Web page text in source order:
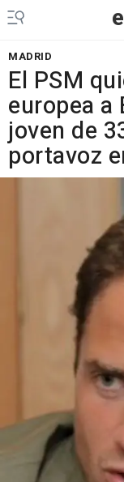
MADRID
El PSM
europea a
joven de
portavoz